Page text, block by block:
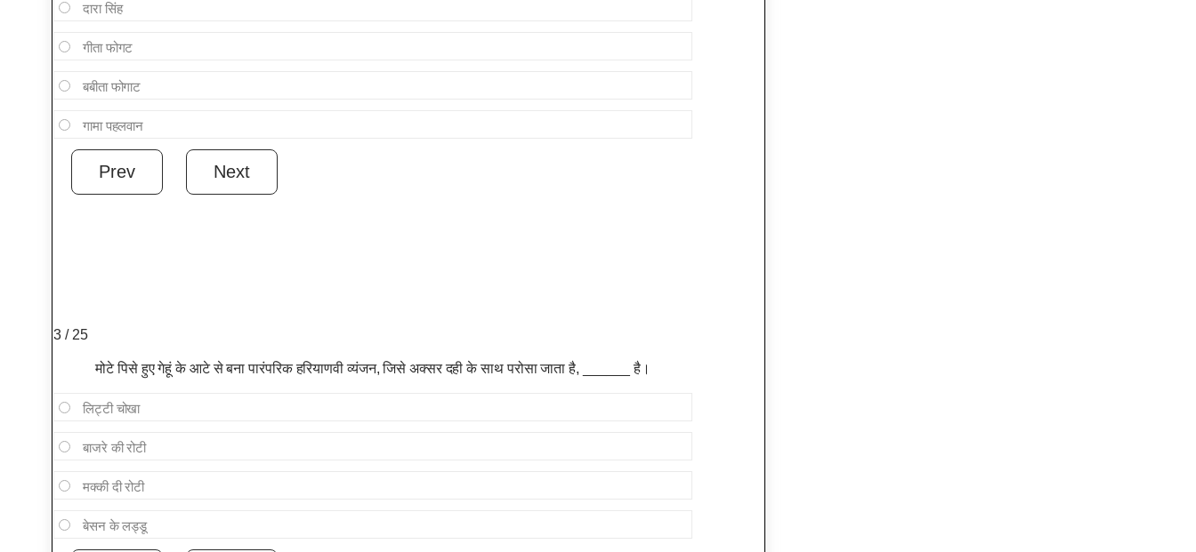
दारा सिंह
गीता फोगट
बबीता फोगाट
गामा पहलवान
3 / 25
मोटे पिसे हुए गेहूं के आटे से बना पारंपरिक हरियाणवी व्यंजन, जिसे अक्सर दही के साथ परोसा जाता है, ______ है।
लिट्टी चोखा
बाजरे की रोटी
मक्की दी रोटी
बेसन के लड्डू